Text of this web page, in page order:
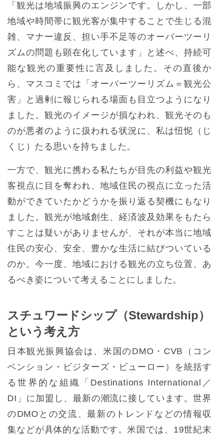
「観光は地域振興のエンジンです。しかし、一部
地域や時間帯に観光客が集中することで生じる混
雑、マナー違反、担い手不足等のオーバーツーリ
ズムの問題も顕在化しています」と述べ、持続可
能な観光の重要性に言及しました。その直後か
ら、マスコミでは「オーバーツーリズム＝観光公
害」と過剰に報じられる場面も目立つようになり
ました。観光のイメージが損なわれ、観光そのも
のが悪者のように扱われる状況に、私は忸怩（じ
くじ）たる思いを持ちました。
一方で、観光に携わる私たちが目先の利益や観光
客視点に目を奪われ、地域住民の視点に立った活
動ができていたかどうかを振り返る契機にもなり
ました。観光が地域創生、経済波及効果をもたら
すことは疑いがありませんが、それが本当に地域
住民の安心、安全、豊かな生活に結びついている
のか。今一度、地域における観光の立ち位置、あ
るべき姿について考えることにしました。
スチュワードシップ（Stewardship）
という考え方
日本観光振興協会は、米国のDMO・CVB（コン
ベンション・ビジターズ・ビューロー）を統括す
る世界的な組織「Destinations International／
DI」に加盟し、最新の潮流に接しています。世界
のDMOとの交流、最新のトレンドなどの情報収
集などが具体的な活動です。米国では、19世紀末